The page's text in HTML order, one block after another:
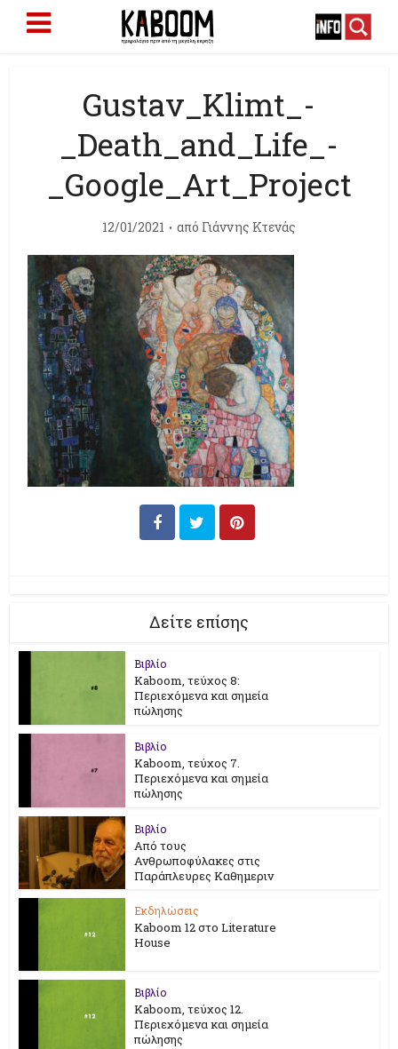
Gustav_Klimt_-
_Death_and_Life_-
_Google_Art_Project
12/01/2021 από Γιάννης Κτενάς
Δείτε επίσης
Βιβλίο
Kaboom, τεύχος 8:
Περιεχόμενα και σημεία
πώλησης
Βιβλίο
Kaboom, τεύχος 7.
Περιεχόμενα και σημεία
πώλησης
Βιβλίο
Από τους
Ανθρωποφύλακες στις
Παράπλευρες Καθημεριν
Εκδηλώσεις
Kaboom 12 στο Literature
House
Βιβλίο
Kaboom, τεύχος 12.
Περιεχόμενα και σημεία
πώλησης